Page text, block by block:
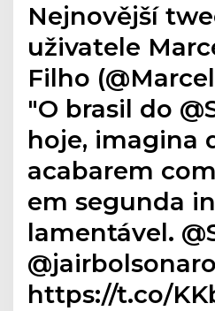
Nejnovější
uživatele
Filho
"O brasil do
hoje, imagina
acabarem
em segunda
lamentável.
@jairbolsonaro
https://t.co/